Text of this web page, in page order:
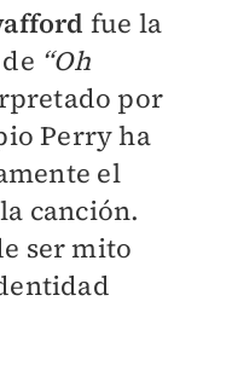
fue la
“Oh
por
Perry ha
el
canción.
ser mito